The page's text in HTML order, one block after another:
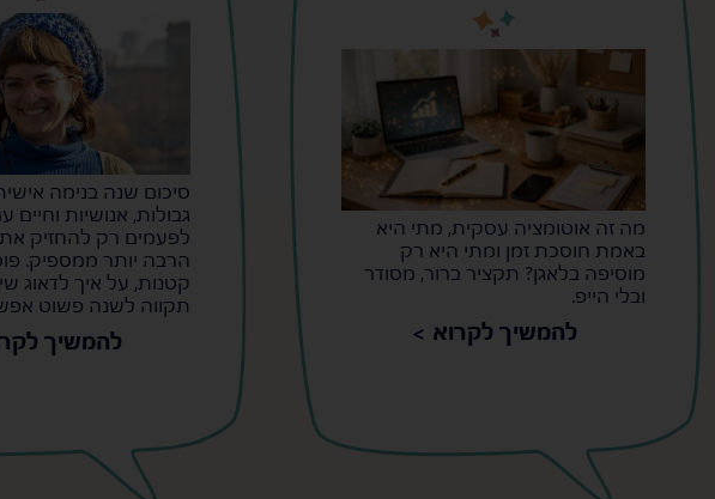
s
s
מה זה אוטומציה עסקית, מתי היא
באמת חוסכת זמן ומתי היא רק
מוסיפה בלאגן? תקציר ברור, מסודר
ובלי הייפ.
להמשיך לקרוא >
סיכום שנה בנימה
גבולות, אנושיות וחיים
לפעמים רק להחזיק את
הרבה יותר ממספיק.
קטנות, על איך לדאוג
תקווה לשנה פשוט
להמשיך